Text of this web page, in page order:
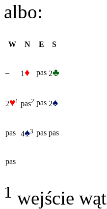
albo:
W N E S
– 1♦ pas 2♣
2♥1 pas2 pas 2♠
pas 4♠3 pas pas
pas
1 wejście